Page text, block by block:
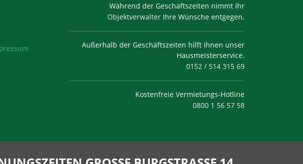
Während der Geschäftszeiten nimmt Ihr
Objektverwalter Ihre Wünsche entgegen.
Außerhalb der Geschäftszeiten hilft Ihnen unser
Hausmeisterservice.
0152 / 514 315 69
Kostenfreie Vermietungs-Hotline
0800 1 56 57 58